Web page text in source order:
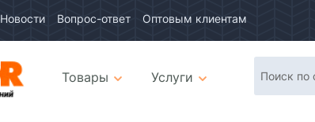
Новости Вопрос-ответ Оптовым клиентам
интернетТовары
Услуги